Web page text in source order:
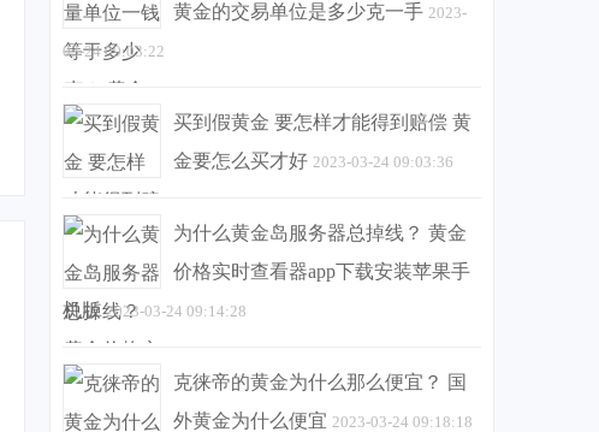
黄金的交易单位是多少克一手 2023-
03-24 09:03:22
买到假黄金 要怎样才能得到赔偿 黄
金要怎么买才好 2023-03-24 09:03:36
为什么黄金岛服务器总掉线？ 黄金
价格实时查看器app下载安装苹果手
机版 2023-03-24 09:14:28
克徕帝的黄金为什么那么便宜？ 国
外黄金为什么便宜 2023-03-24 09:18:18